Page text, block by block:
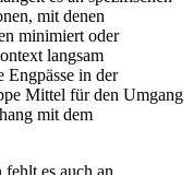
mit denen
minimiert oder
langsam
Engpässe in der
Mittel für den Umgang
mit dem